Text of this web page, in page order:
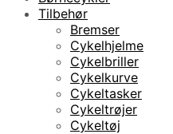
Tilbehør
Bremser
Cykelhjelme
Cykelbriller
Cykelkurve
Cykeltasker
Cykeltrøjer
Cykeltøj